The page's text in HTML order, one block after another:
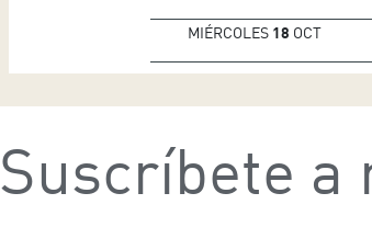
MIÉRCOLES 18 OCT
Suscríbete a